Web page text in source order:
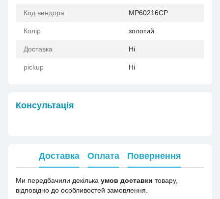
Код вендора MP60216CP
Колір золотий
Доставка Ні
pickup Ні
Консультація
Доставка Оплата Повернення
Ми передбачили декілька умов доставки товару,
відповідно до особливостей замовлення.